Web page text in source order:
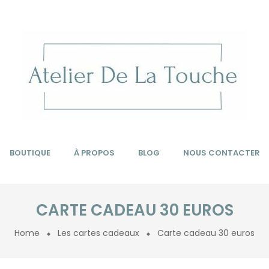
BOUTIQUE À PROPOS BLOG NOUS CONTACTER
CARTE CADEAU 30 EUROS
Home Les cartes cadeaux Carte cadeau 30 euros